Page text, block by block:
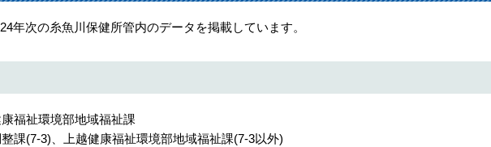
年次の糸魚川保健所管内のデータを掲載しています。
福祉環境部地域福祉課
課(7-3)、上越健康福祉環境部地域福祉課(7-3以外)